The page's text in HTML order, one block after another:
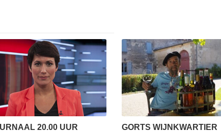
20.00 UUR GORTS WIJNKWARTIER